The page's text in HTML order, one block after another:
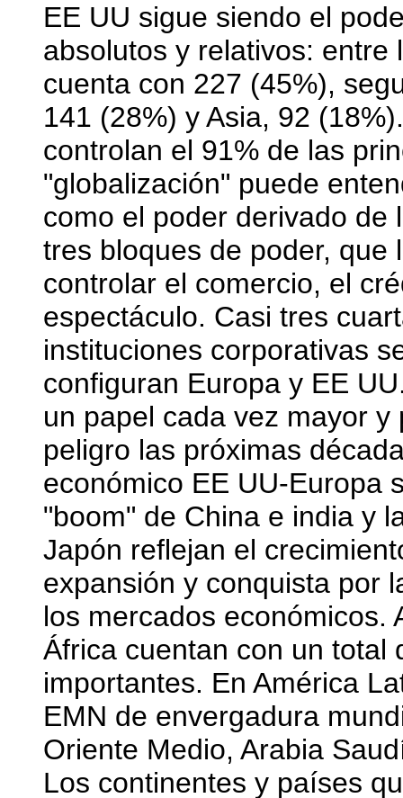
EE UU sigue siendo el
absolutos y relativos:
cuenta con 227 (45%),
141 (28%) y Asia, 92
controlan el 91% de las
"globalización" puede
como el poder derivado de
tres bloques de poder, que
controlar el comercio, el
espectáculo. Casi tres
instituciones corporativas
configuran Europa y EE
un papel cada vez mayor
peligro las próximas
económico EE UU-Europa
"boom" de China e india y
Japón reflejan el
expansión y conquista por
los mercados económicos.
África cuentan con un total
importantes. En América
EMN de envergadura
Oriente Medio, Arabia
Los continentes y países